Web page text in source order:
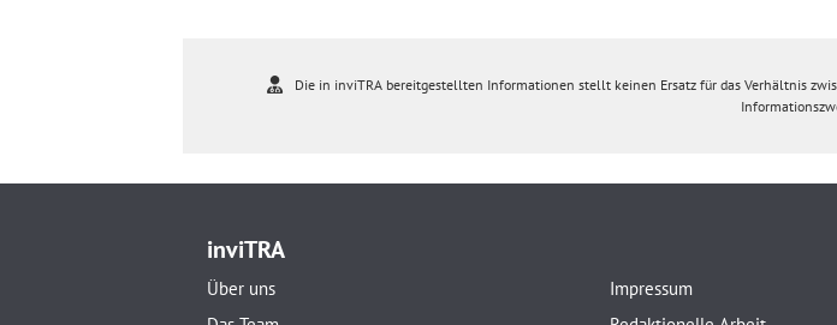
Die in inviTRA bereitgestellten Informationen stellt keinen Ersatz für das Verhältnis
inviTRA
Über uns
Impressum